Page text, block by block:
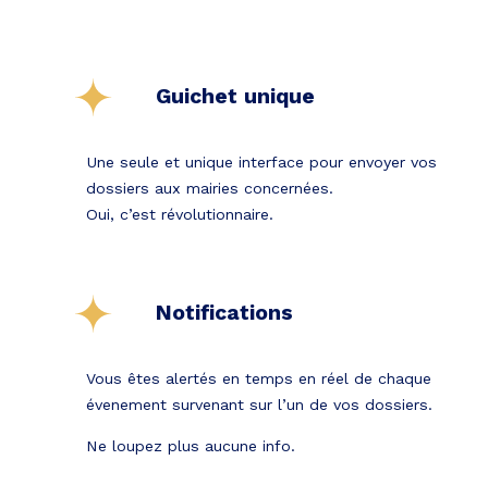
Guichet unique
Une seule et unique interface pour envoyer vos
dossiers aux mairies concernées.
Oui, c’est révolutionnaire.
Notifications
Vous êtes alertés en temps en réel de chaque
évenement survenant sur l’un de vos dossiers.
Ne loupez plus aucune info.